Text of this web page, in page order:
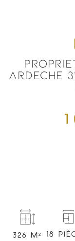
ARDECHE
326 M² 18